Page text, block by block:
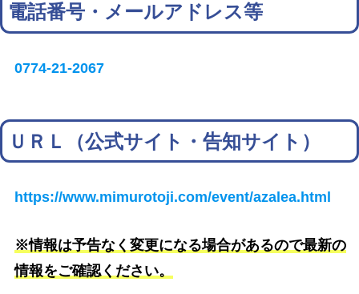
電話番号・メールアドレス等
0774-21-2067
ＵＲＬ（公式サイト・告知サイト）
https://www.mimurotoji.com/event/azalea.html
※情報は予告なく変更になる場合があるので最新の
情報をご確認ください。